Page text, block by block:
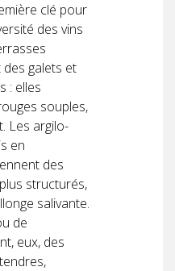
clé pour
des vins
galets et
: elles
souples,
Les argilo-
en
des
structurés,
salivante.
de
eux, des